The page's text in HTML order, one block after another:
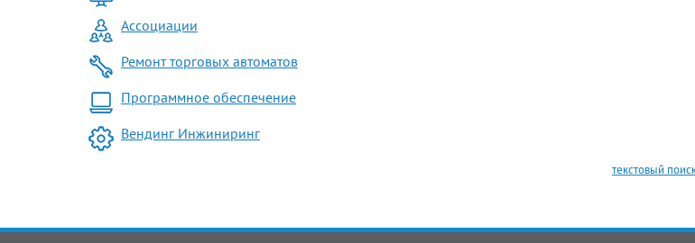
Ассоциации
Ремонт торговых автоматов
Программное обеспечение
Вендинг Инжиниринг
текстовый